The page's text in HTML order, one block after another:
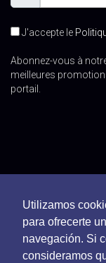
Utilizamos
para ofrecerte
navegación. Si
consideramos
J'accepte le
Abonnez-vous à
meilleures
portail.